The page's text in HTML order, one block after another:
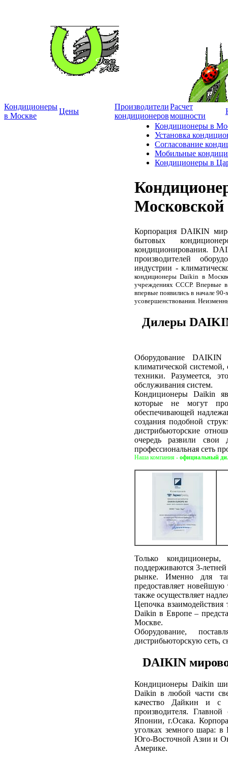
Кондиционеры
в Москве
Цены
Производители
кондиционеров
Расчет
мощности
Кондиционеры в
Установка
Согласование
Мобильные
Кондиционеры в
Московской
Корпорация DAIКIN
бытовых
кондиционирования.
производителей
индустрии -
кондиционеры Daikin в
учреждениях СССР. Впервые
впервые появились в начале
усовершенствования.
Дилеры
Оборудование DAIKIN
климатической
техники. Разумеется,
обслуживания систем.
Кондиционеры Daikin
которые не могут
обеспечивающей
создания подобной
дистрибьюторские
очередь развили
профессиональная сеть
Наша компания - официальный
Только
поддерживаются 3-летней
рынке. Именно для
предоставляет
также осуществляет
Цепочка взаимодействия
Daikin в Европе –
Москве.
Оборудование,
дистрибьюторскую сеть,
DAIКIN
Кондиционеры Daikin
Daikin в любой части
качество Дайкин и с
производителя.
Японии, г.Осака.
уголках земного шара:
Юго-Восточной Азии и
Америке.